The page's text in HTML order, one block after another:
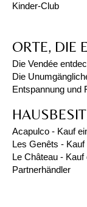
Kinder-Club
ORTE, DIE
Die Vendée
Die
Entspannung und
Acapulco - Kauf
Les Genêts -
Le Château -
Partnerhändler